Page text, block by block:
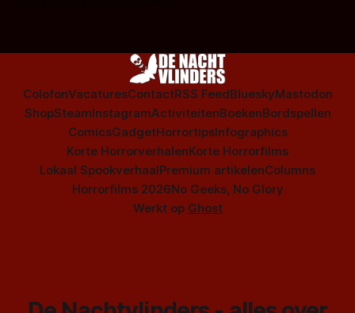
ColofonVacaturesContactRSS FeedBlueskyMastodon
ShopSteamInstagramActiviteitenBoekenBordspellen
ComicsGadgetHorrortipsInfographics
Korte HorrorverhalenKorte Horrorfilms
Lokaal SpookverhaalPremium artikelenColumns
Horrorfilms 2026No Geeks, No Glory
Werkt op Ghost